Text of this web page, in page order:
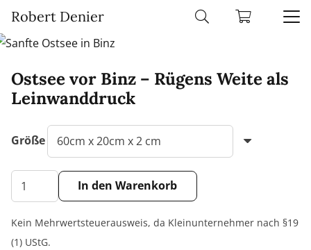
Robert Denier
Ostsee vor Binz – Rügens Weite als
Leinwanddruck
Größe
Ostsee
vor
Binz
–
In den Warenkorb
Kein Mehrwertsteuerausweis, da Kleinunternehmer nach §19
(1) UStG.